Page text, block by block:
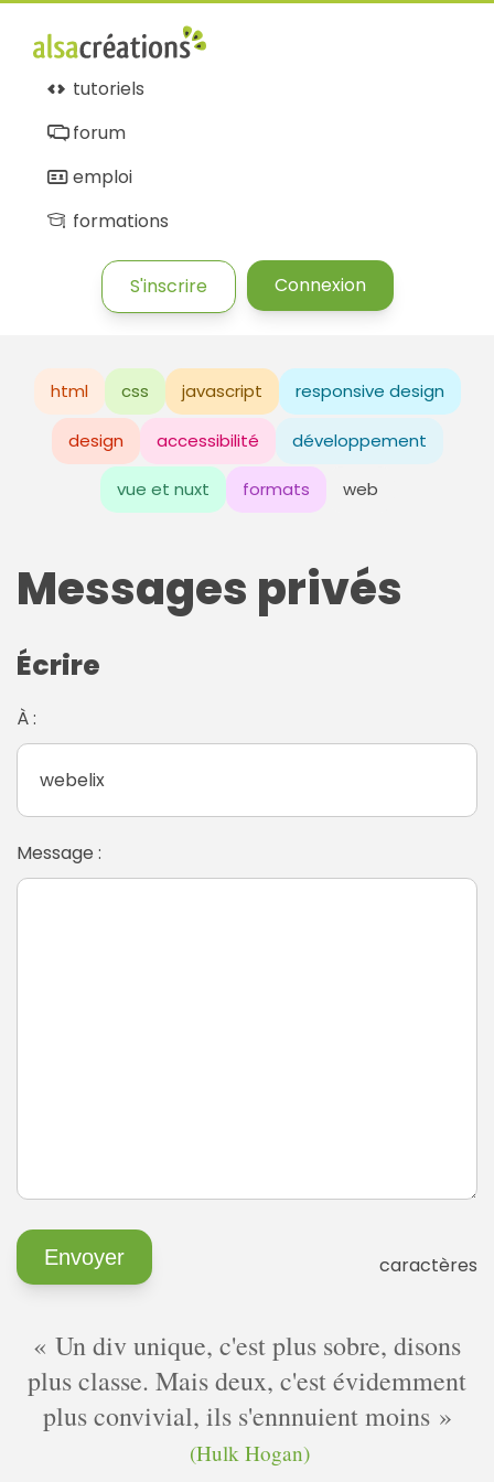
tutoriels
forum
emploi
formations
S'inscrire Connexion
html css javascript responsive design
design accessibilité développement
vue et nuxt formats web
Messages privés
Écrire
À :
Message :
caractères
Un div unique, c'est plus sobre, disons
plus classe. Mais deux, c'est évidemment
plus convivial, ils s'ennnuient moins
(Hulk Hogan)